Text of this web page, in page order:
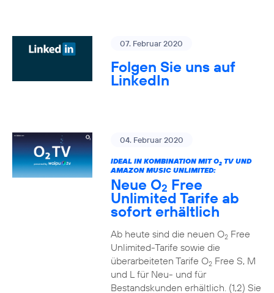
07. Februar 2020
Folgen Sie uns auf
LinkedIn
04. Februar 2020
IDEAL IN KOMBINATION MIT O2TV UND
AMAZON MUSIC UNLIMITED:
Neue O2 Free
Unlimited Tarife ab
sofort erhältlich
Ab heute sind die neuen O2Free
Unlimited-Tarife sowie die
überarbeiteten Tarife O2Free S, M
und L für Neu- und für
Bestandskunden erhältlich. (1,2) Sie